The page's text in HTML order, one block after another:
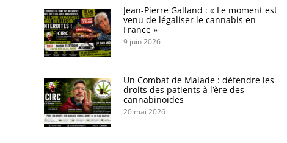
Jean-Pierre Galland : « Le moment est
venu de légaliser le cannabis en
France »
9 juin 2026
Un Combat de Malade : défendre les
droits des patients à l’ère des
cannabinoïdes
20 mai 2026